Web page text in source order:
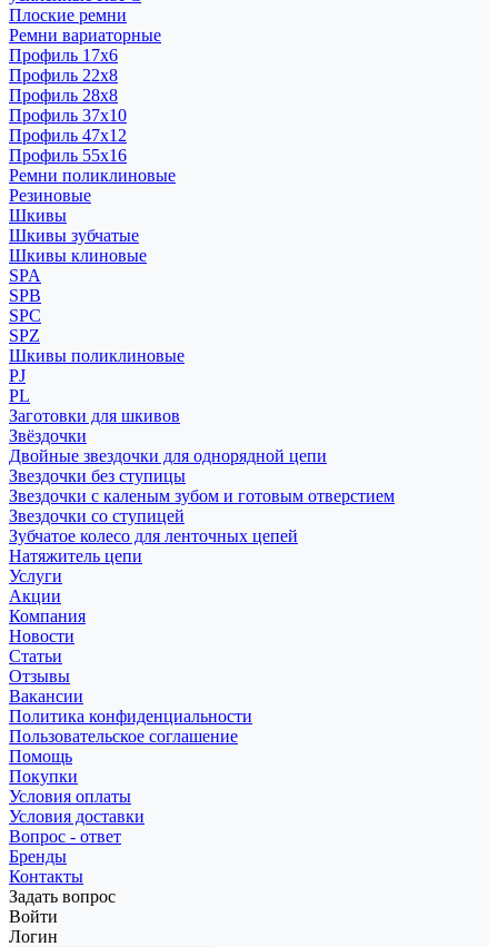
Плоские ремни
Ремни вариаторные
Профиль 17x6
Профиль 22x8
Профиль 28x8
Профиль 37x10
Профиль 47x12
Профиль 55x16
Ремни поликлиновые
Резиновые
Шкивы
Шкивы зубчатые
Шкивы клиновые
SPA
SPB
SPC
SPZ
Шкивы поликлиновые
PJ
PL
Заготовки для шкивов
Звёздочки
Двойные звездочки для однорядной цепи
Звездочки без ступицы
Звездочки с каленым зубом и готовым отверстием
Звездочки со ступицей
Зубчатое колесо для ленточных цепей
Натяжитель цепи
Услуги
Акции
Компания
Новости
Статьи
Отзывы
Вакансии
Политика конфиденциальности
Пользовательское соглашение
Помощь
Покупки
Условия оплаты
Условия доставки
Вопрос - ответ
Бренды
Контакты
Задать вопрос
Войти
Логин